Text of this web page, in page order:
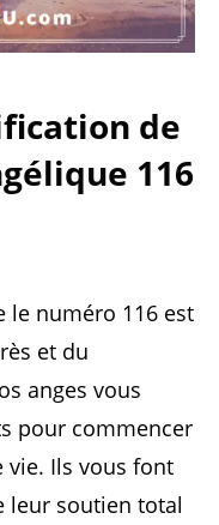
de
116
le numéro 116 est
et du
anges vous
pour commencer
vie. Ils vous font
leur soutien total